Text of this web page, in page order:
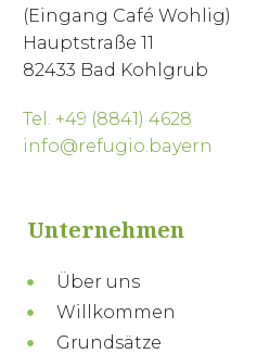
(Eingang Café Wohlig)
Hauptstraße 11
82433 Bad Kohlgrub
Tel. +49 (8841) 4628
info@refugio.bayern
Unternehmen
Über uns
Willkommen
Grundsätze